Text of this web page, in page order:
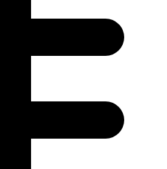
também